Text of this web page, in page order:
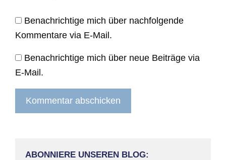
Benachrichtige mich über nachfolgende
Kommentare via E-Mail.
Benachrichtige mich über neue Beiträge via
E-Mail.
ABONNIERE UNSEREN BLOG: